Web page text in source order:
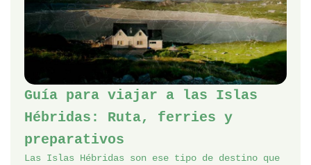
Guía para viajar a las Islas
Hébridas: Ruta, ferries y
preparativos
Las Islas Hébridas son ese tipo de destino que